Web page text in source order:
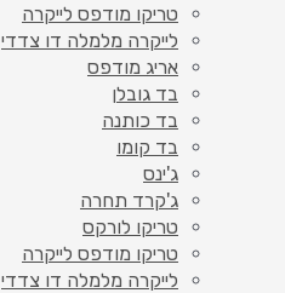
טריקו מודפס לייקרה
לייקרה מלמלה דו צדדי
אריג מודפס
בד גובלן
בד כותנה
בד קומו
ג'ינס
ג'קרד תחרה
טריקו לורקס
טריקו מודפס לייקרה
לייקרה מלמלה דו צדדי